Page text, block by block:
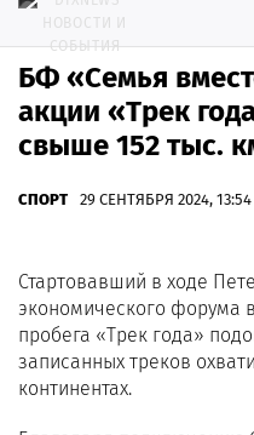
БФ «Семья
акции «Трек
свыше 152 тыс.
СПОРТ 29 СЕНТЯБРЯ 2024, 13:54
Стартовавший в ходе
экономического форума
пробега «Трек года»
записанных треков
континентах.